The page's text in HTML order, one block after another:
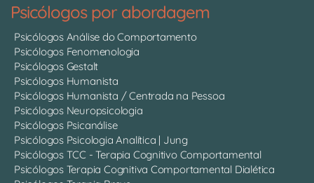
Psicólogos por abordagem
Psicólogos Análise do Comportamento
Psicólogos Fenomenologia
Psicólogos Gestalt
Psicólogos Humanista
Psicólogos Humanista / Centrada na Pessoa
Psicólogos Neuropsicologia
Psicólogos Psicanálise
Psicólogos Psicologia Analítica | Jung
Psicólogos TCC - Terapia Cognitivo Comportamental
Psicólogos Terapia Cognitiva Comportamental Dialética